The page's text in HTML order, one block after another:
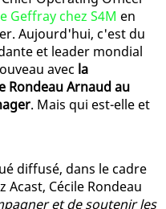
Geffray chez S4M en
Aujourd'hui, c'est du
et leader mondial
avec la
Rondeau Arnaud au
. Mais qui est-elle et
diffusé, dans le cadre
Acast, Cécile Rondeau
et de soutenir les